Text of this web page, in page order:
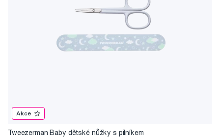
Akce
Tweezerman Baby dětské nůžky s pilníkem